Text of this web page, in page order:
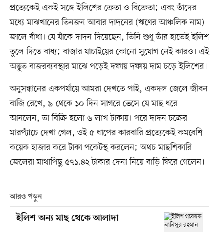
প্রত্যেকেই একই সঙ্গে ইলিশের ক্রেতা ও বিক্রেতা; এবং তাঁদের
মধ্যে মাঝখানের তিনজন আবার দাদনের (ঋণের আঞ্চলিক নাম)
জালে বাঁধা। যে যাঁকে দাদন দিয়েছেন, তিনি শুধু তাঁর হাতেই ইলিশ
তুলে দিতে বাধ্য; বাজার যাচাইয়ের কোনো সুযোগ নেই কারও। এই
অদ্ভুত বাজরব্যবস্থার মাঝে পড়েই দফায় দফায় দাম চড়ে ইলিশের।
অনুসন্ধানের একপর্যায়ে আমরা দেখতে পাই, একদল জেলে জীবন
বাজি রেখে, ৯ থেকে ১০ দিন সাগরে ভেসে যে মাছ ধরে
আনলেন, তা বিক্রি হলো ৬ লাখ টাকায়। পরে দাদন চক্রের
মারপ্যাঁচে দেখা গেল, ওই ৫ ধাপের কারবারি প্রত্যেকেই কমবেশি
কয়েক হাজার করে টাকা পকেটস্থ করলেন; অথচ মাছশিকারি
জেলেরা মাথাপিছু ৫৭১.৪২ টাকার দেনা নিয়ে বাড়ি ফিরে গেলেন।
আরও পড়ুন
ইলিশ অন্য মাছ থেকে আলাদা